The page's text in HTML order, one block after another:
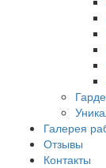
Галерея
Отзывы
Контакты